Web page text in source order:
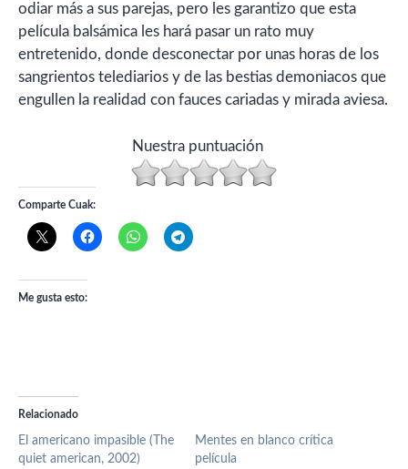
odiar más a sus parejas, pero les garantizo que esta
película balsámica les hará pasar un rato muy
entretenido, donde desconectar por unas horas de los
sangrientos telediarios y de las bestias demoniacos que
engullen la realidad con fauces cariadas y mirada aviesa.
Nuestra puntuación
Comparte Cuak:
Me gusta esto:
Relacionado
El americano impasible (The
quiet american, 2002)
Mentes en blanco crítica
película